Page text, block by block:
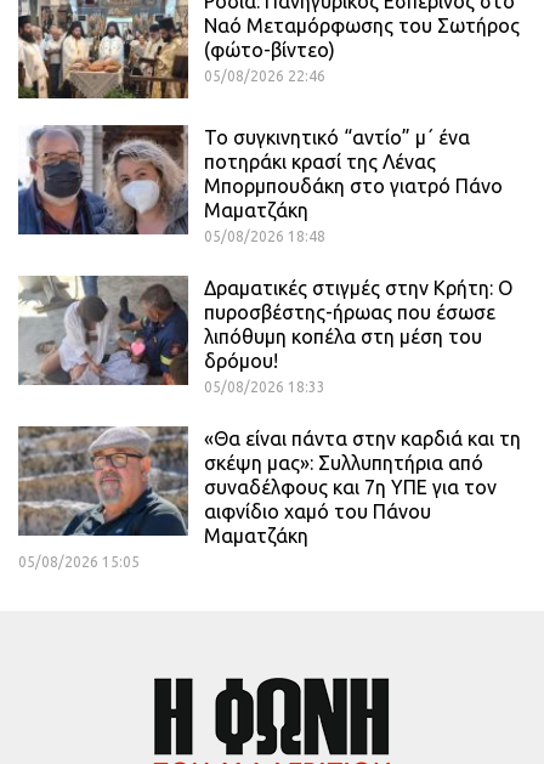
Ναό Μεταμόρφωσης του Σωτήρος
(φώτο-βίντεο)
05/08/2026 22:46
Το συγκινητικό “αντίο” μ΄ ένα
ποτηράκι κρασί της Λένας
Μπορμπουδάκη στο γιατρό Πάνο
Μαματζάκη
05/08/2026 18:48
Δραματικές στιγμές στην Κρήτη: Ο
πυροσβέστης-ήρωας που έσωσε
λιπόθυμη κοπέλα στη μέση του
δρόμου!
05/08/2026 18:33
«Θα είναι πάντα στην καρδιά και τη
σκέψη μας»: Συλλυπητήρια από
συναδέλφους και 7η ΥΠΕ για τον
αιφνίδιο χαμό του Πάνου
Μαματζάκη
05/08/2026 15:05